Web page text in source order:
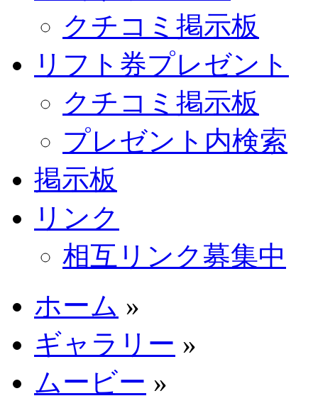
クチコミ掲示板
リフト券プレゼント
クチコミ掲示板
プレゼント内検索
掲示板
リンク
相互リンク募集中
ホーム »
ギャラリー »
ムービー »